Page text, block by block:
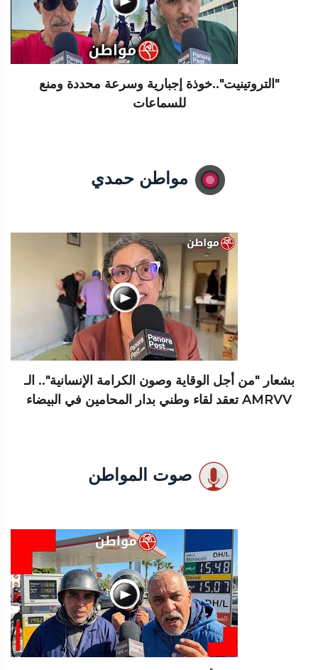
"التروتينيت"..خوذة إجبارية وسرعة محددة ومنع
للسماعات
مواطن حمدي
بشعار "من أجل الوقاية وصون الكرامة الإنسانية".. الـ
AMRVV تعقد لقاء وطني بدار المحامين في البيضاء
صوت المواطن